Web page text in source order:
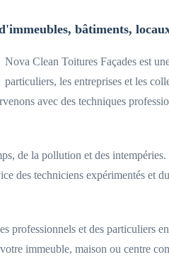
bâtiments,
Nova Clean Toitures Façades est
particuliers, les entreprises et les
avec des techniques
de la pollution et des
des techniciens expérimentés et
professionnels et des particuliers
immeuble, maison ou centre